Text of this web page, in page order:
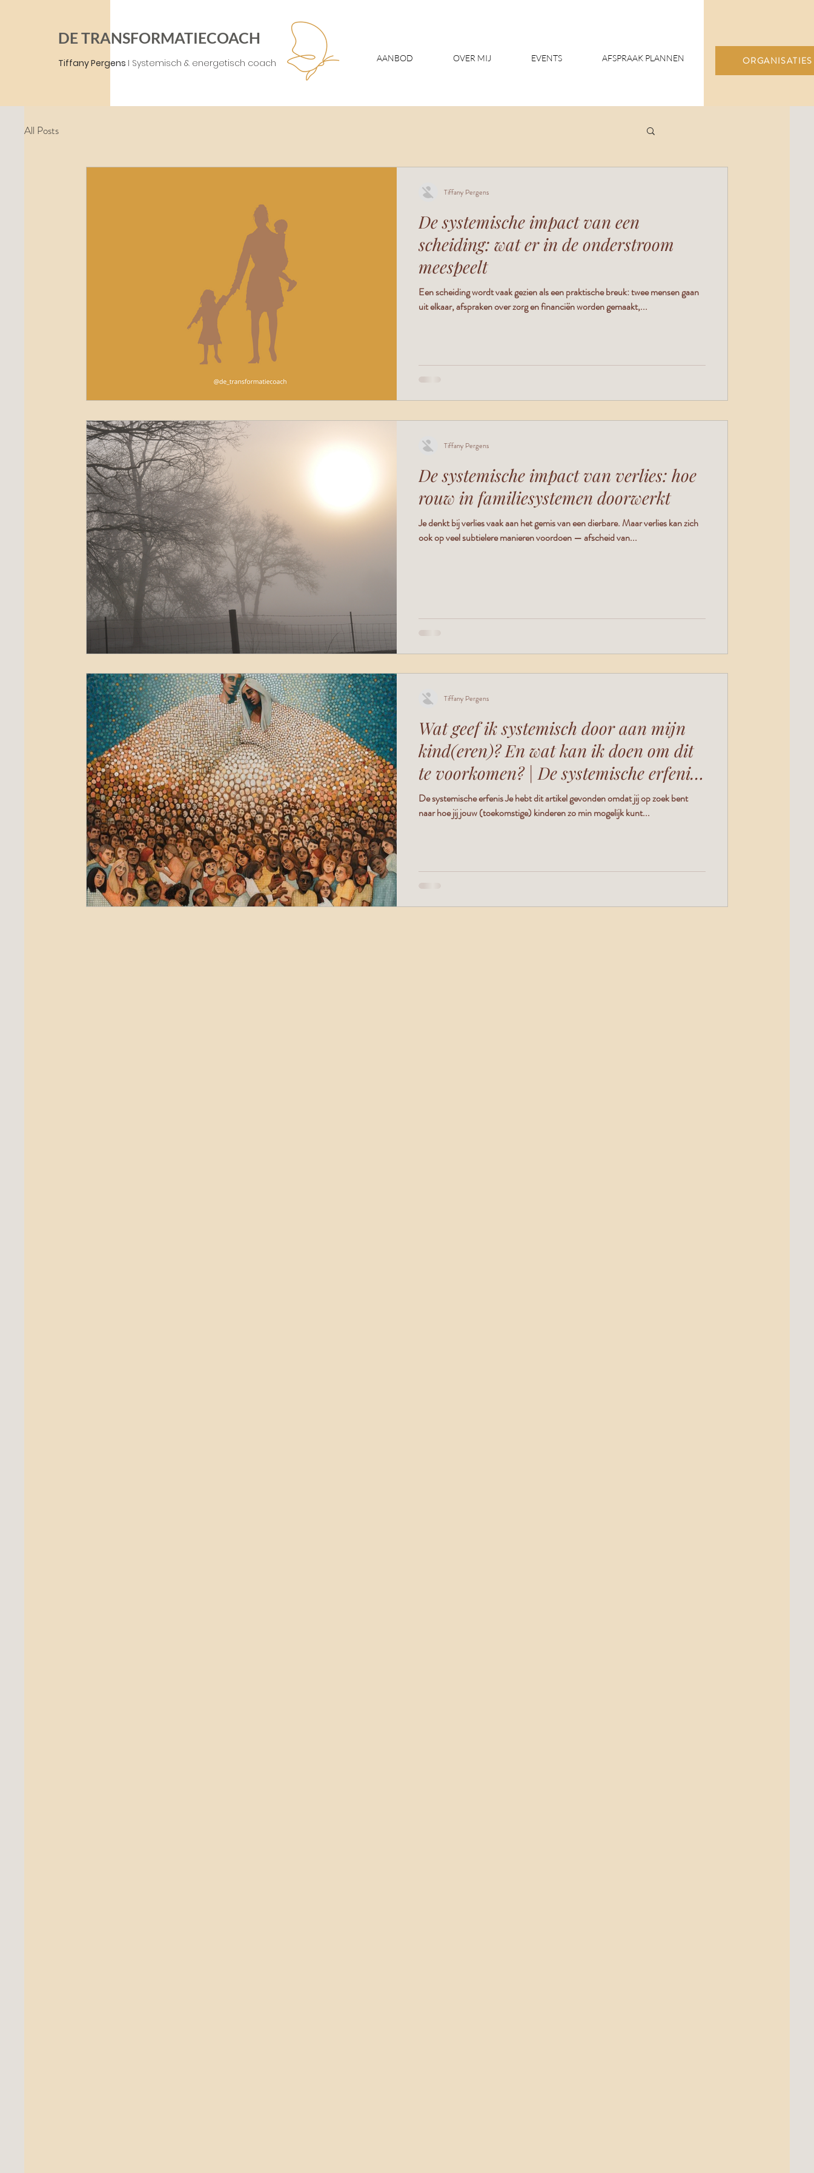
DE TRANSFORMATIECOACH
Tiffany Pergens I Systemisch & energetisch coach AANBOD OVER MIJ EVENTS AFSPRAAK PLANNEN ORGANISATIES
All Posts
De systemische impact van een
scheiding: wat er in de onderstroom
meespeelt
Een scheiding wordt vaak gezien als een praktische breuk: twee mensen gaan
uit elkaar, afspraken over zorg en financiën worden gemaakt,...
Tiffany Pergens
De systemische impact van verlies: hoe
rouw in familiesystemen doorwerkt
Je denkt bij verlies vaak aan het gemis van een dierbare. Maar verlies kan zich
ook op veel subtielere manieren voordoen — afscheid van...
Tiffany Pergens
Wat geef ik systemisch door aan mijn
kind(eren)? En wat kan ik doen om dit
te voorkomen? | De systemische erfenis
in families
De systemische erfenis Je hebt dit artikel gevonden omdat jij op zoek bent
naar hoe jij jouw (toekomstige) kinderen zo min mogelijk kunt...
Tiffany Pergens